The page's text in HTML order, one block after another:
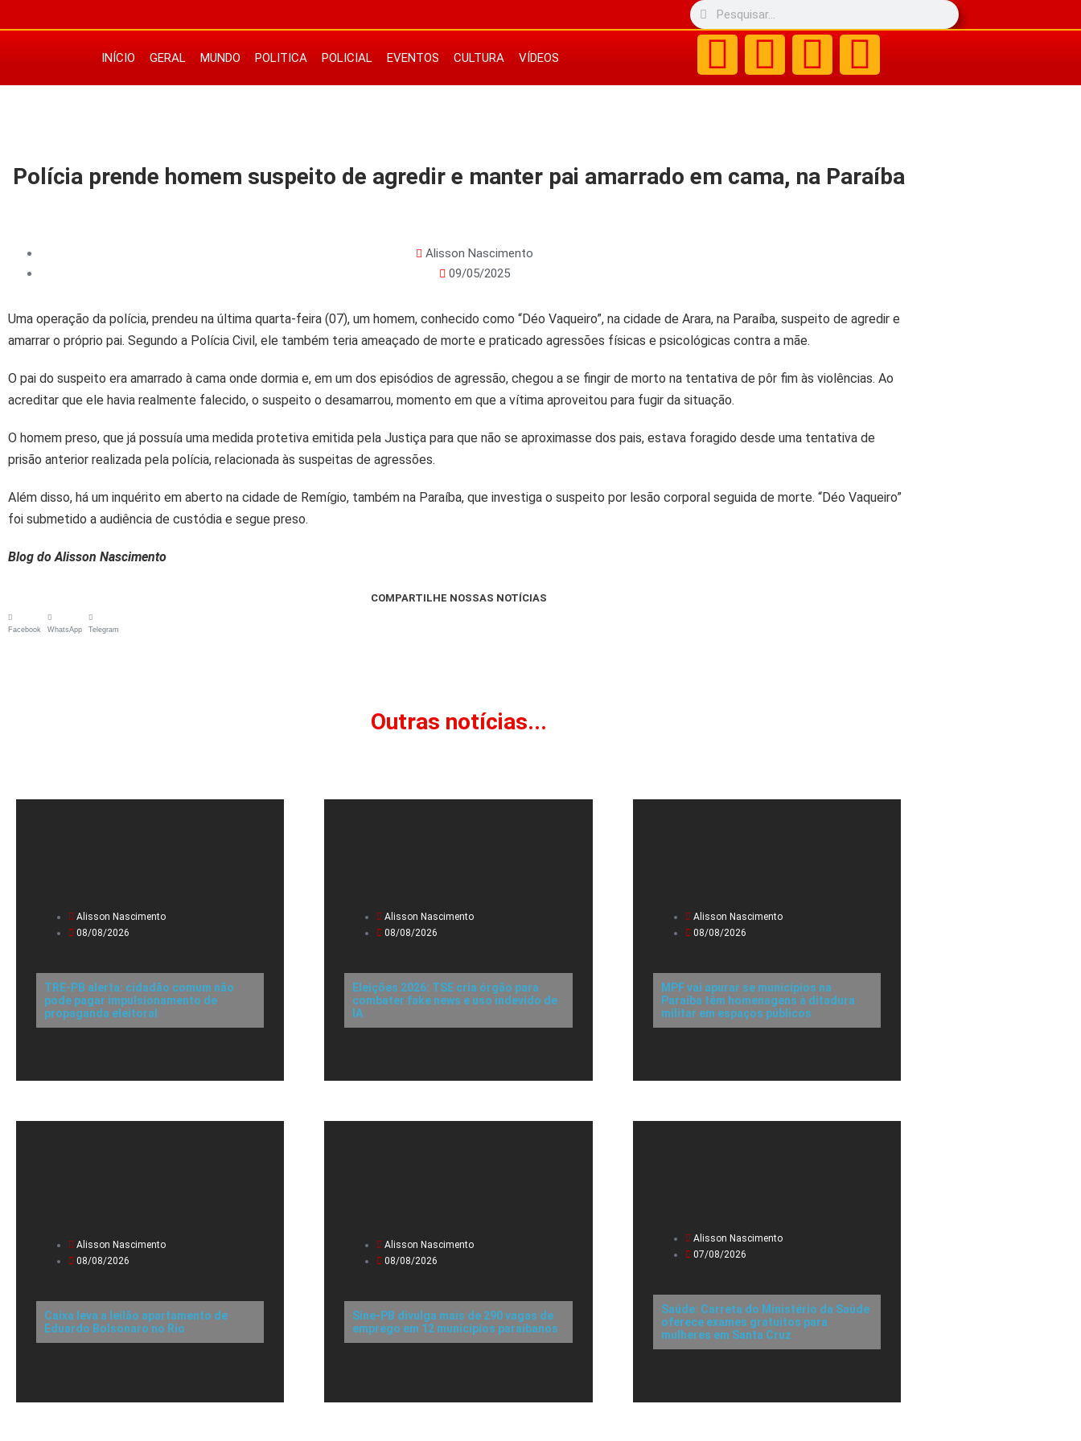
INÍCIO GERAL MUNDO POLITICA POLICIAL EVENTOS CULTURA VÍDEOS
Polícia prende homem suspeito de agredir e manter pai amarrado em cama, na Paraíba
Alisson Nascimento
09/05/2025
Uma operação da polícia, prendeu na última quarta-feira (07), um homem, conhecido como “Déo Vaqueiro”, na cidade de Arara, na Paraíba, suspeito de agredir e
amarrar o próprio pai. Segundo a Polícia Civil, ele também teria ameaçado de morte e praticado agressões físicas e psicológicas contra a mãe.
O pai do suspeito era amarrado à cama onde dormia e, em um dos episódios de agressão, chegou a se fingir de morto na tentativa de pôr fim às violências. Ao
acreditar que ele havia realmente falecido, o suspeito o desamarrou, momento em que a vítima aproveitou para fugir da situação.
O homem preso, que já possuía uma medida protetiva emitida pela Justiça para que não se aproximasse dos pais, estava foragido desde uma tentativa de
prisão anterior realizada pela polícia, relacionada às suspeitas de agressões.
Além disso, há um inquérito em aberto na cidade de Remígio, também na Paraíba, que investiga o suspeito por lesão corporal seguida de morte. “Déo Vaqueiro”
foi submetido a audiência de custódia e segue preso.
Blog do Alisson Nascimento
COMPARTILHE NOSSAS NOTÍCIAS
Facebook WhatsApp Telegram
Outras notícias...
Alisson Nascimento
08/08/2026
TRE-PB alerta: cidadão comum não
pode pagar impulsionamento de
propaganda eleitoral
Alisson Nascimento
08/08/2026
Eleições 2026: TSE cria órgão para
combater fake news e uso indevido de
IA
Alisson Nascimento
08/08/2026
MPF vai apurar se municípios na
Paraíba têm homenagens à ditadura
militar em espaços públicos
Alisson Nascimento
08/08/2026
Caixa leva a leilão apartamento de
Eduardo Bolsonaro no Rio
Alisson Nascimento
08/08/2026
Sine-PB divulga mais de 290 vagas de
emprego em 12 municípios paraibanos
Alisson Nascimento
07/08/2026
Saúde: Carreta do Ministério da Saúde
oferece exames gratuitos para
mulheres em Santa Cruz